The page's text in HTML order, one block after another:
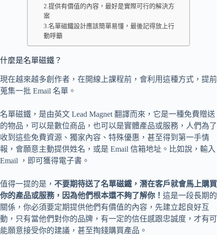
2.提供有價值的內容，最好是實際可行的解決方
案
3.名單磁鐵設計應該簡單易懂，最後記得放上行
動呼籲
什麼是名單磁鐵？
現在越來越多創作者，在開線上課程前，會利用這種方式，提前
蒐集一批 Email 名單。
名單磁鐵，是由英文 Lead Magnet 翻譯而來，它是一種免費贈送
的物品，可以是數位商品，也可以是實體產品或服務，人們為了
收到這些免費資源、獨家內容、特殊優惠，甚至得到第一手情
報，會願意主動提供姓名，或是 Email 信箱地址。比如說，輸入
Email ，即可獲得電子書。
值得一提的是， 不要期待送了名單磁鐵，潛在客戶就會馬上購買
你的產品或服務，因為他們根本還不夠了解你！ 這是一段長期的
關係，你必須要定期提供他們有價值的內容，先建立起良好互
動，只有當他們對你的品牌，有一定的信任感跟忠誠度，才有可
能願意接受你的建議，甚至掏錢購買產品。